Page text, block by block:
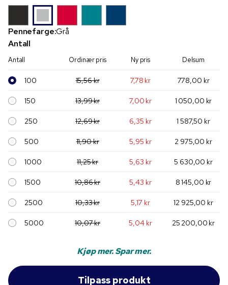
Pennefarge:Grå
Antall
Antall Ordinær pris Ny pris Delsum
100 15,56 kr 7,78 kr 778,00 kr
150 13,99 kr 7,00 kr 1 050,00 kr
250 12,69 kr 6,35 kr 1 587,50 kr
500 11,90 kr 5,95 kr 2 975,00 kr
1000 11,25 kr 5,63 kr 5 630,00 kr
1500 10,86 kr 5,43 kr 8 145,00 kr
2500 10,33 kr 5,17 kr 12 925,00 kr
5000 10,07 kr 5,04 kr 25 200,00 kr
Kjøp mer. Spar mer.